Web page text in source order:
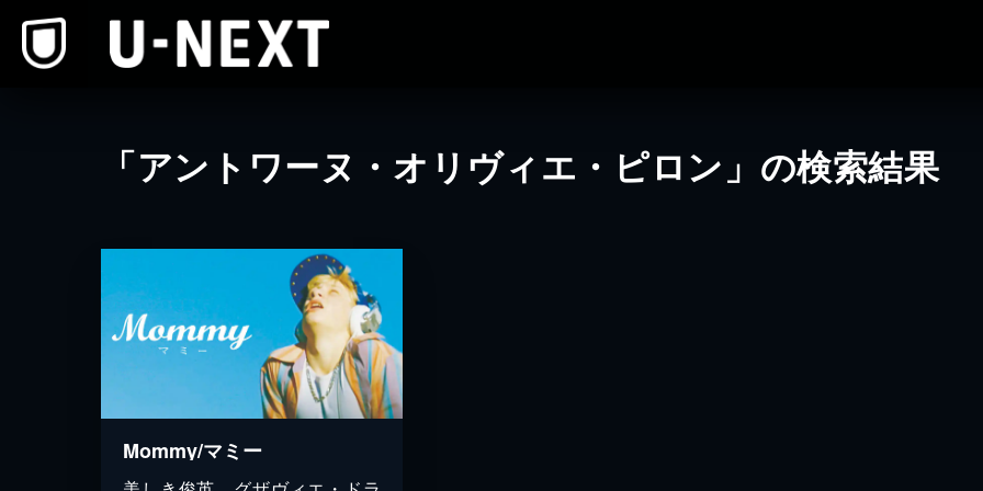
「アントワーヌ・オリヴィエ・ピロン」の検索結果
Mommy/マミー